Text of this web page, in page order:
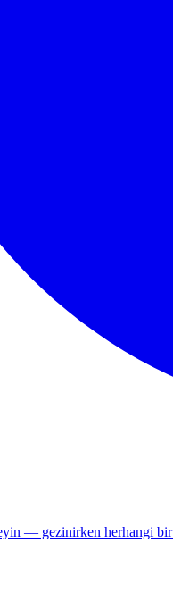
— gezinirken herhangi bir